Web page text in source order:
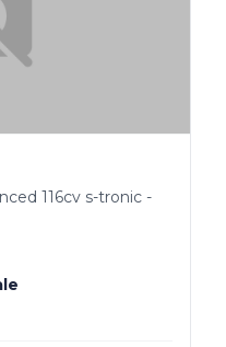
116cv s-tronic -